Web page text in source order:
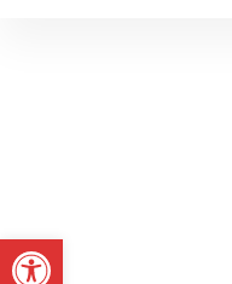
Abrir a barra de ferramentas